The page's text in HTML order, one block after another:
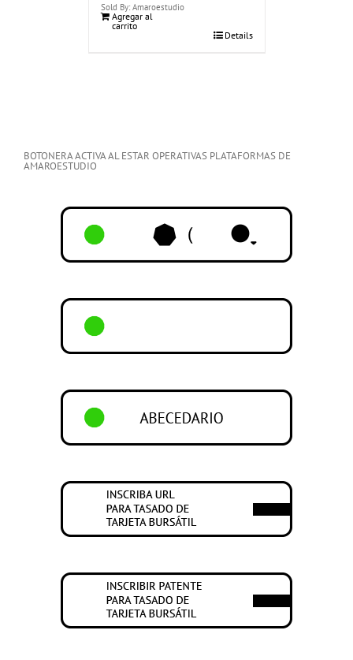
Sold By: Amaroestudio
Agregar al
carrito
Details
BOTONERA ACTIVA AL ESTAR OPERATIVAS PLATAFORMAS DE
AMAROESTUDIO